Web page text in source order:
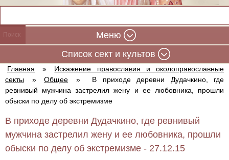
Меню
Cписок сект и культов
Главная »
Искажение православия и околоправославные
секты
» Общее »
В приходе деревни Дудачкино, где
ревнивый мужчина застрелил жену и ее любовника, прошли
обыски по делу об экстремизме
В приходе деревни Дудачкино, где ревнивый
мужчина застрелил жену и ее любовника, прошли
обыски по делу об экстремизме - 27.12.15